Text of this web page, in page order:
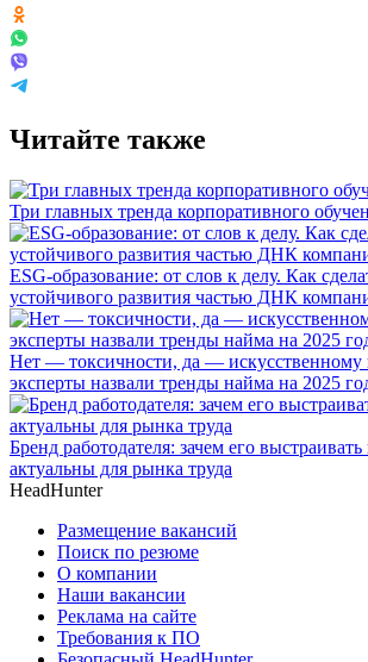
Читайте также
Три главных тренда корпоративного
ESG-образование: от слов к делу. Как
устойчивого развития частью ДНК
Нет — токсичности, да — искусственному
эксперты назвали тренды найма на 2025
Бренд работодателя: зачем его
актуальны для рынка труда
HeadHunter
Размещение вакансий
Поиск по резюме
О компании
Наши вакансии
Реклама на сайте
Требования к ПО